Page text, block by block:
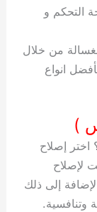
التحكم و
من خلال
انواع
)
إصلاح
لإصلاح
إلى ذلك
وتنافسية.